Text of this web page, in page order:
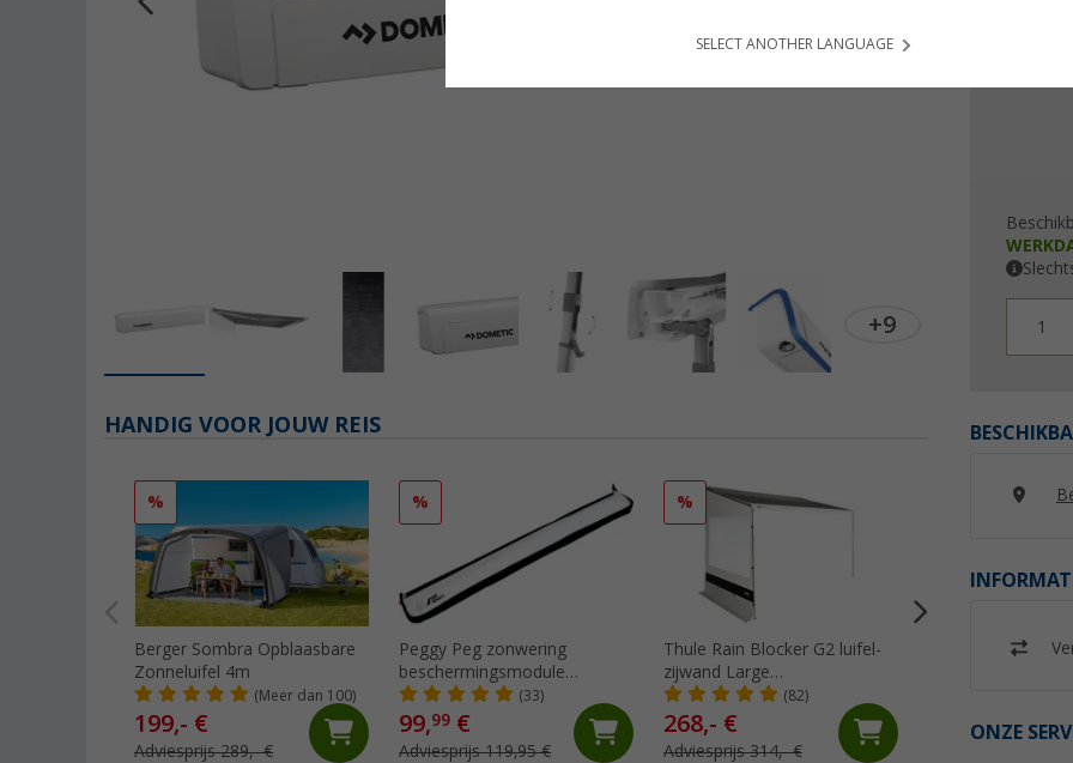
+9 1
ONZE
HANDIG VOOR JOUW REIS
%
Berger Sombra Opblaasbare
Zonneluifel 4m
(Meer dan 100)
199,- €
Adviesprijs 289,- €
%
Peggy Peg zonwering
beschermingsmodule
SunBreak zwart(33)
99,99 €
Adviesprijs 119,95 €
%
Thule Rain Blocker G2 luifel-
zijwand Large
montagehoogte 2,45 - 2,64m
uitval luifel 3m
(82)
268,- €
Adviesprijs 314,- €
Berger Sombra
269,- €
SELECT ANOTHER LANGUAGE